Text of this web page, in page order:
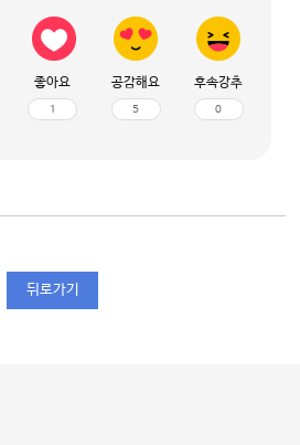
좋아요
1
공감해요
5
후속강추
0
뒤로가기